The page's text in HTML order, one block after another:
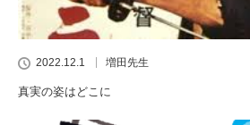
2022.12.1 増田先生
真実の姿はどこに